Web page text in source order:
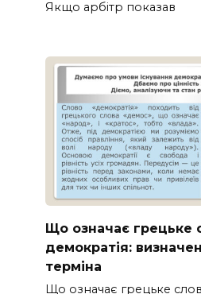
Якщо арбітр показав
Що означає грецьке
демократія:
терміна
Що означає грецьке